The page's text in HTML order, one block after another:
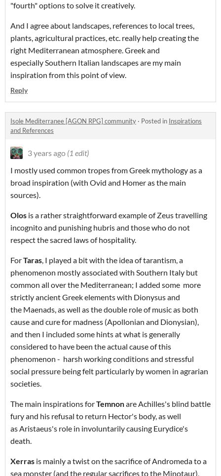
"fourth" options to solve it creatively.
And I agree about landscapes, references to local trees,
plants, agricultural practices, etc. really help creating the
right Mediterranean atmosphere. Greek and
especially Southern Italian landscapes are my main
inspiration from this point of view.
Reply
Isole Mediterranee [AGON RPG] community · Posted in Inspirations
and References
3 years ago (1 edit)
I mostly used common tropes from Greek mythology as a
broad inspiration (with Ovid and Homer as the main
sources).
Olos is a rather straightforward example of Zeus travelling
incognito and punishing hubris and those who do not
respect the sacred laws of hospitality.
ForTaras, I played a bit with the idea of tarantism, a
phenomenon mostly associated with Southern Italy but
common all over the Mediterranean; I added some more
strictly ancient Greek elements with Dionysus and
the Maenads, as well as the double role of music as both
cause and cure for madness (Apollonian and Dionysian),
and then I included some hints at what is generally
considered to have been the actual cause of this
phenomenon - harsh working conditions and stressful
social pressure being felt particularly by women in agrarian
societies.
The main inspirations forTemnonare Achilles's blind battle
fury and his refusal to return Hector's body, as well
as Aristaeus's role in involuntarily causing Eurydice's
death.
Xerras is mainly a twist on the sacrifice of Andromeda to a
sea monster (and the regular sacrifices to the Minotaur),